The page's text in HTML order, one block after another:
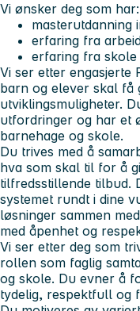
Vi ønsker deg som har:
masterutdanning
erfaring fra
erfaring fra skole
Vi ser etter engasjerte
barn og elever skal
utviklingsmuligheter.
utfordringer og har et
barnehage og skole.
Du trives med å
hva som skal til for å
tilfredsstillende tilbud.
systemet rundt i dine
løsninger sammen
med åpenhet og
Vi ser etter deg som
rollen som faglig
og skole. Du evner å
tydelig, respektfull og